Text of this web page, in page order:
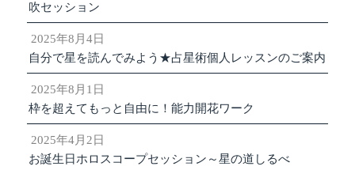
吹セッション
2025年8月4日
自分で星を読んでみよう★占星術個人レッスンのご案内
2025年8月1日
枠を超えてもっと自由に！能力開花ワーク
2025年4月2日
お誕生日ホロスコープセッション～星の道しるべ